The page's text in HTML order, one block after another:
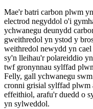
Mae'r batri carbon plwm
electrod negyddol o'i
ychwanegu deunydd
gweithredol yn ystod y
weithredol newydd yn
sy'n lleihau'r polareiddio
twf gronynnau sylffad
Felly, gall ychwanegu
cronni grisial sylffad plwm
effeithiol, arafu'r duedd o
yn sylweddol.